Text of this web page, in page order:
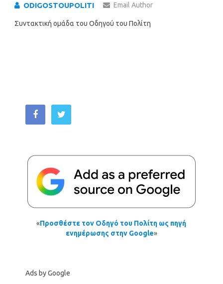
ODIGOSTOUPOLITI Email Author
Συντακτική ομάδα του Οδηγού του Πολίτη
«Προσθέστε τον Οδηγό του Πολίτη ως πηγή
ενημέρωσης στην Google»
Ads by Google